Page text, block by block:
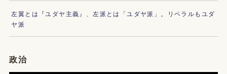
左翼とは『ユダヤ主義』、左派とは「ユダヤ派」。リベラルもユダ
ヤ派
政治